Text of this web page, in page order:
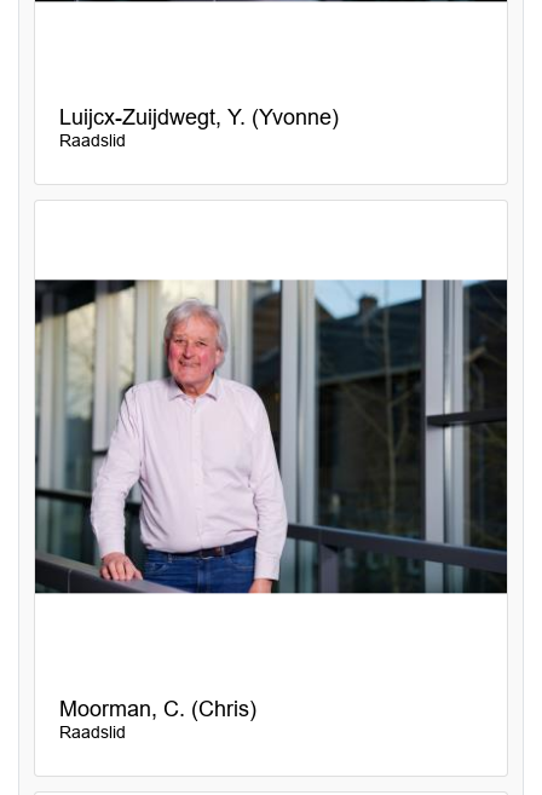
Luijcx-Zuijdwegt, Y. (Yvonne)
Raadslid
Moorman, C. (Chris)
Raadslid